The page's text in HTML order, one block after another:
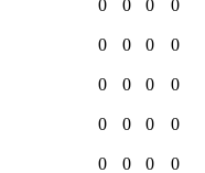
0 0 0 0
0 0 0 0
0 0 0 0
0 0 0 0
0 0 0 0